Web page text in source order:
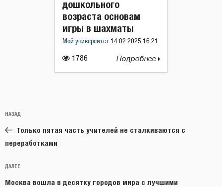
1786
дошкольного
возраста основам
игры в шахматы
Мой университет 14.02.2025 16:21
Подробнее
по
записям
Предыдущая
запись:
НАЗАД
Только пятая часть учителей не сталкиваются с
переработками
Следующая
запись
ДАЛЕЕ
Москва вошла в десятку городов мира с лучшими